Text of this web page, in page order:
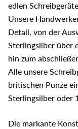
edlen
Unsere
Detail, von der
Sterlingsilber über
hin zum
Alle unsere
britischen Punze
Sterlingsilber oder
Die markante